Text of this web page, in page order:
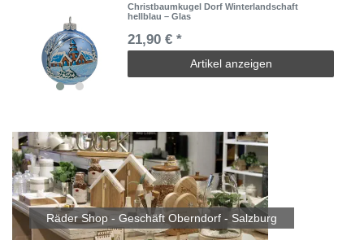
Christbaumkugel Dorf Winterlandschaft
hellblau – Glas
21,90 € *
Artikel anzeigen
Räder Shop - Geschäft Oberndorf - Salzburg